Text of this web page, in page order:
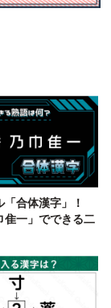
合体漢字」！
隹一」でできる二